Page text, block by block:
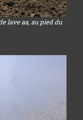
lave aa, au pied du